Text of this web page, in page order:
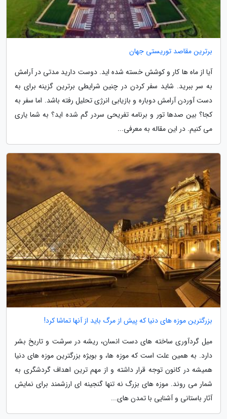
برترین مقاصد توریستی جهان
آیا از ماه ها کار و کوشش خسته شده اید. دوست دارید مدتی در آرامش
به سر ببرید. شاید سفر کردن در چنین شرایطی برترین گزینه برای به
دست آوردن آرامش دوباره و بازیابی انرژی تحلیل رفته باشد. اما سفر به
کجا؟ بین صدها تور و برنامه تفریحی سردر گم شده اید؟ به شما یاری
می کنیم. در این مقاله به معرفی...
بزرگترین موزه های دنیا که پیش از مرگ باید از آنها تماشا کرد!
میل گردآوری ساخته های دست انسان، ریشه در سرشت و تاریخ بشر
دارد. به همین علت است که موزه ها، و بویژه بزرگترین موزه های دنیا
همیشه در کانون توجه قرار داشته و از مهم ترین اهداف گردشگری به
شمار می روند. موزه های بزرگ نه تنها گنجینه ای ارزشمند برای نمایش
آثار باستانی و آشنایی با تمدن های...